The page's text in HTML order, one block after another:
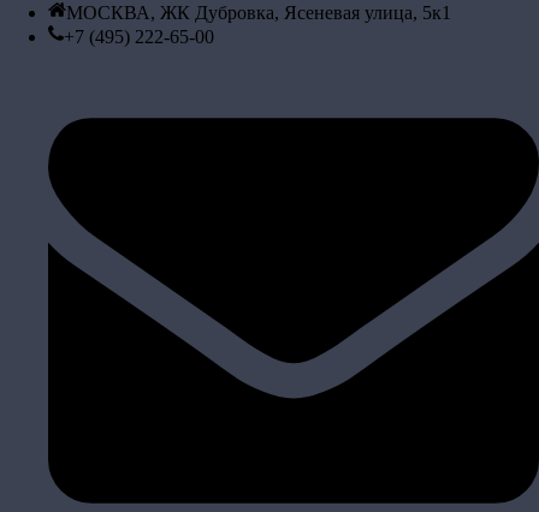
МОСКВА, ЖК Дубровка, Ясеневая улица, 5к1
+7 (495) 222-65-00